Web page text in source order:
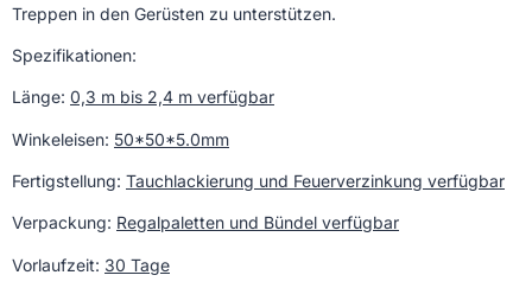
Treppen in den Gerüsten zu unterstützen.
Spezifikationen:
Länge: 0,3 m bis 2,4 m verfügbar
Winkeleisen: 50*50*5.0mm
Fertigstellung: Tauchlackierung und Feuerverzinkung verfügbar
Verpackung: Regalpaletten und Bündel verfügbar
Vorlaufzeit: 30 Tage